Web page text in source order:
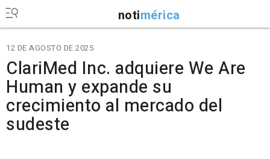
notimérica
12 DE AGOSTO DE 2025
ClariMed Inc. adquiere We Are
Human y expande su
crecimiento al mercado del
sudeste